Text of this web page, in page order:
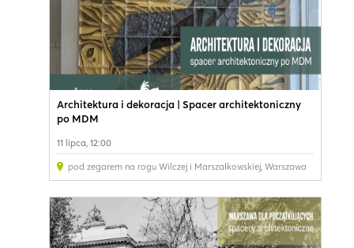
Architektura i dekoracja | Spacer architektoniczny
po MDM
11 lipca, 12:00
pod zegarem na rogu Wilczej i Marszałkowskiej, Warszawa